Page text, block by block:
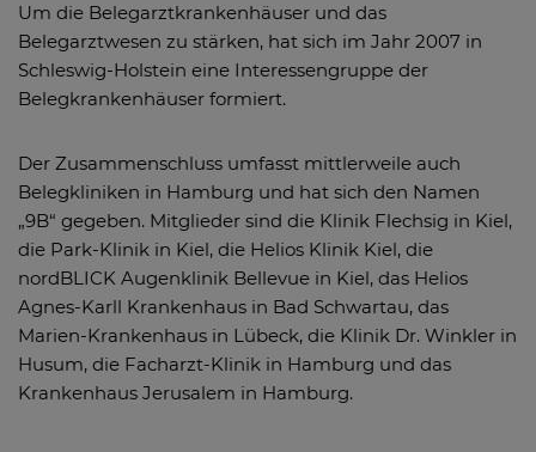
Um die Belegarztkrankenhäuser und das
Belegarztwesen zu stärken, hat sich im Jahr 2007 in
Schleswig-Holstein eine Interessengruppe der
Belegkrankenhäuser formiert.
Der Zusammenschluss umfasst mittlerweile auch
Belegkliniken in Hamburg und hat sich den Namen
„9B“ gegeben. Mitglieder sind die Klinik Flechsig in Kiel,
die Park-Klinik in Kiel, die Helios Klinik Kiel, die
nordBLICK Augenklinik Bellevue in Kiel, das Helios
Agnes-Karll Krankenhaus in Bad Schwartau, das
Marien-Krankenhaus in Lübeck, die Klinik Dr. Winkler in
Husum, die Facharzt-Klinik in Hamburg und das
Krankenhaus Jerusalem in Hamburg.